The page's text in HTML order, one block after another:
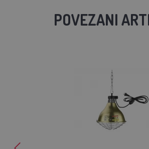
POVEZANI